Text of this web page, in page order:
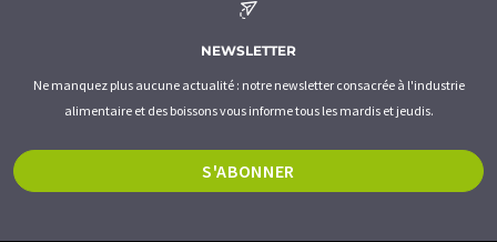
NEWSLETTER
Ne manquez plus aucune actualité : notre newsletter consacrée à l'industrie
alimentaire et des boissons vous informe tous les mardis et jeudis.
S'ABONNER